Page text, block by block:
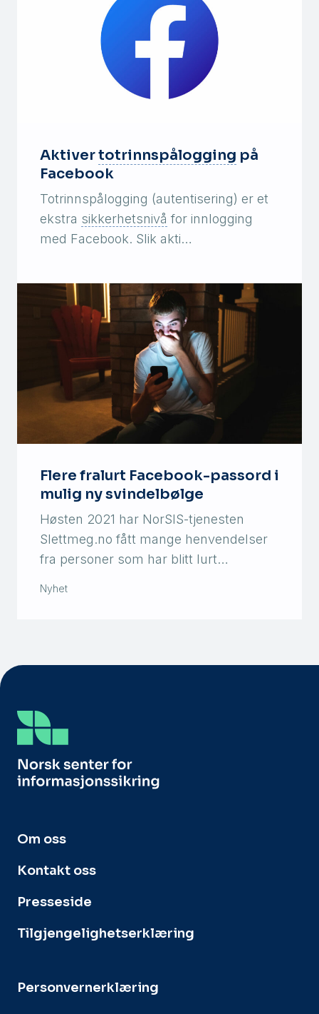
Aktivertotrinnspålogging på
Facebook
Totrinnspålogging (autentisering) er et
ekstra sikkerhetsnivå for innlogging
med Facebook. Slik akti…
Flere fralurt Facebook-passord i
mulig ny svindelbølge
Høsten 2021 har NorSIS-tjenesten
Slettmeg.no fått mange henvendelser
fra personer som har blitt lurt…
Nyhet
Om oss
Kontakt oss
Presseside
Tilgjengelighetserklæring
Personvernerklæring